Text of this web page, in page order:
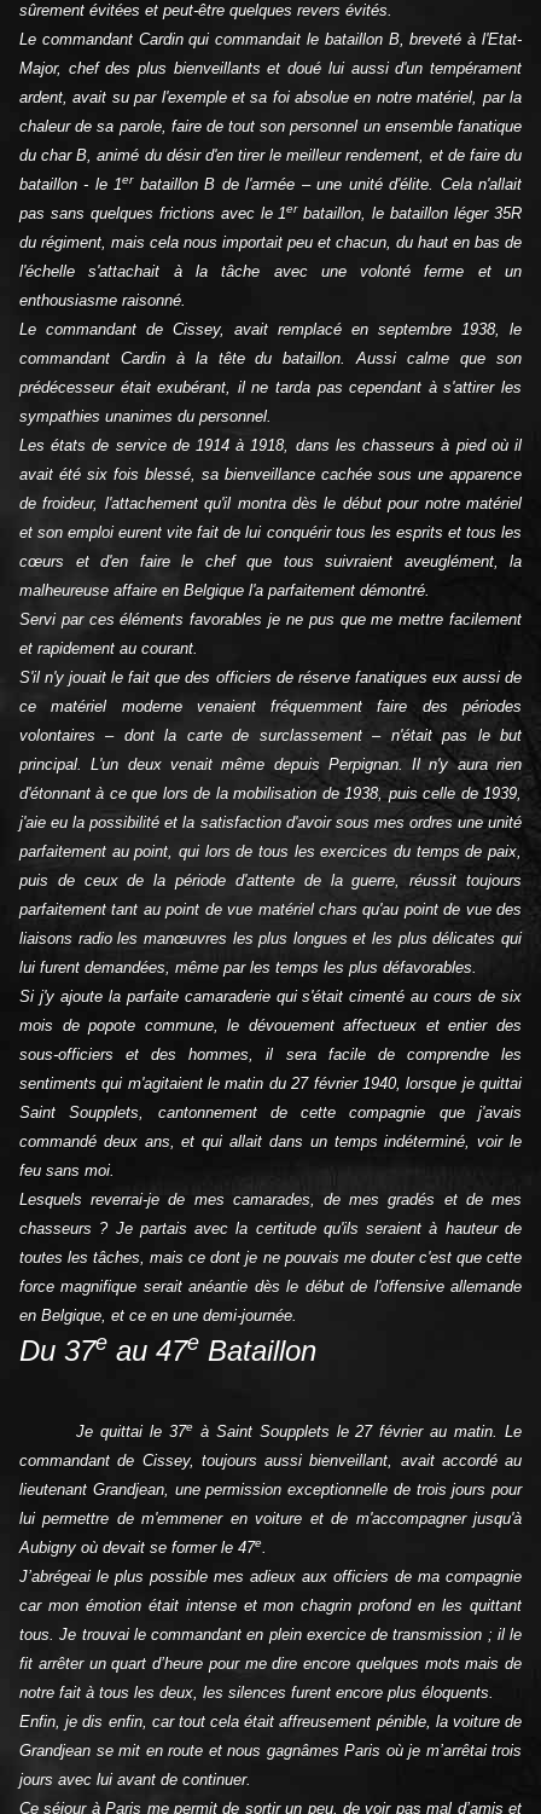
sûrement évitées et peut-être quelques revers évités.
Le commandant Cardin qui commandait le bataillon B, breveté à l'Etat-
Major, chef des plus bienveillants et doué lui aussi d'un tempérament
ardent, avait su par l'exemple et sa foi absolue en notre matériel, par la
chaleur de sa parole, faire de tout son personnel un ensemble fanatique
du char B, animé du désir d'en tirer le meilleur rendement, et de faire du
bataillon - le 1erbataillon B de l'armée – une unité d'élite. Cela n'allait
pas sans quelques frictions avec le 1erbataillon, le bataillon léger 35R
du régiment, mais cela nous importait peu et chacun, du haut en bas de
l'échelle s'attachait à la tâche avec une volonté ferme et un
enthousiasme raisonné.
Le commandant de Cissey, avait remplacé en septembre 1938, le
commandant Cardin à la tête du bataillon. Aussi calme que son
prédécesseur était exubérant, il ne tarda pas cependant à s'attirer les
sympathies unanimes du personnel.
Les états de service de 1914 à 1918, dans les chasseurs à pied où il
avait été six fois blessé, sa bienveillance cachée sous une apparence
de froideur, l'attachement qu'il montra dès le début pour notre matériel
et son emploi eurent vite fait de lui conquérir tous les esprits et tous les
cœurs et d'en faire le chef que tous suivraient aveuglément, la
malheureuse affaire en Belgique l'a parfaitement démontré.
Servi par ces éléments favorables je ne pus que me mettre facilement
et rapidement au courant.
S'il n'y jouait le fait que des officiers de réserve fanatiques eux aussi de
ce matériel moderne venaient fréquemment faire des périodes
volontaires – dont la carte de surclassement – n'était pas le but
principal. L'un deux venait même depuis Perpignan. Il n'y aura rien
d'étonnant à ce que lors de la mobilisation de 1938, puis celle de 1939,
j'aie eu la possibilité et la satisfaction d'avoir sous mes ordres une unité
parfaitement au point, qui lors de tous les exercices du temps de paix,
puis de ceux de la période d'attente de la guerre, réussit toujours
parfaitement tant au point de vue matériel chars qu'au point de vue des
liaisons radio les manœuvres les plus longues et les plus délicates qui
lui furent demandées, même par les temps les plus défavorables.
Si j'y ajoute la parfaite camaraderie qui s'était cimenté au cours de six
mois de popote commune, le dévouement affectueux et entier des
sous-officiers et des hommes, il sera facile de comprendre les
sentiments qui m'agitaient le matin du 27 février 1940, lorsque je quittai
Saint Soupplets, cantonnement de cette compagnie que j'avais
commandé deux ans, et qui allait dans un temps indéterminé, voir le
feu sans moi.
Lesquels reverrai-je de mes camarades, de mes gradés et de mes
chasseurs ? Je partais avec la certitude qu'ils seraient à hauteur de
toutes les tâches, mais ce dont je ne pouvais me douter c'est que cette
force magnifique serait anéantie dès le début de l'offensive allemande
en Belgique, et ce en une demi-journée.
Du 37e au 47e Bataillon
Je quittai le 37eà Saint Soupplets le 27 février au matin. Le
commandant de Cissey, toujours aussi bienveillant, avait accordé au
lieutenant Grandjean, une permission exceptionnelle de trois jours pour
lui permettre de m'emmener en voiture et de m'accompagner jusqu'à
Aubigny où devait se former le 47e.
J’abrégeai le plus possible mes adieux aux officiers de ma compagnie
car mon émotion était intense et mon chagrin profond en les quittant
tous. Je trouvai le commandant en plein exercice de transmission ; il le
fit arrêter un quart d’heure pour me dire encore quelques mots mais de
notre fait à tous les deux, les silences furent encore plus éloquents.
Enfin, je dis enfin, car tout cela était affreusement pénible, la voiture de
Grandjean se mit en route et nous gagnâmes Paris où je m’arrêtai trois
jours avec lui avant de continuer.
Ce séjour à Paris me permit de sortir un peu, de voir pas mal d’amis et